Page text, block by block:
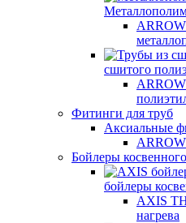
сшитого
Фитинги для труб
Аксиальные
Бойлеры
бойлеры
AXIS
нагрева